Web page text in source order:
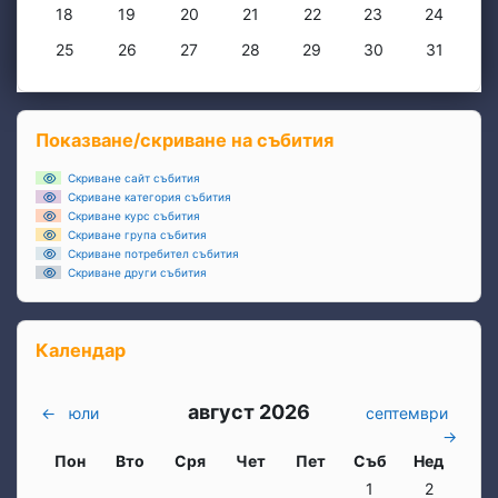
Няма събития, понеделник, 18 май
18 Няма събития, вторник, 19 май
19 Няма събития, сряда, 20 май
20 Няма събития, четвъртък, 21 май
21 Няма събития, петък, 22
22 Няма събития,
23 Няма
24
Няма събития, понеделник, 25 май
25 Няма събития, вторник, 26 май
26 Няма събития, сряда, 27 май
27 Няма събития, четвъртък, 28 май
28 Няма събития, петък, 29
29 Няма събития,
30 Няма
31
Блокове
Прескочи Показване/скриване на събития
Показване/скриване на събития
Скриване сайт събития
Скриване категория събития
Скриване курс събития
Скриване група събития
Скриване потребител събития
Скриване други събития
Прескочи Календар
Календар
← юли август 2026
септември
→
Понеделник
Пон вторник
Вто Сряда
Сря четвъртък
Чет петък
Пет събота
Съб неделя
Нед
Няма събития,
1 Няма
2